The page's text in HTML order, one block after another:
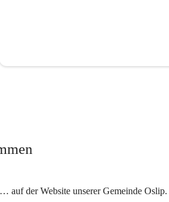
… auf der Website unserer Gemeinde Oslip.